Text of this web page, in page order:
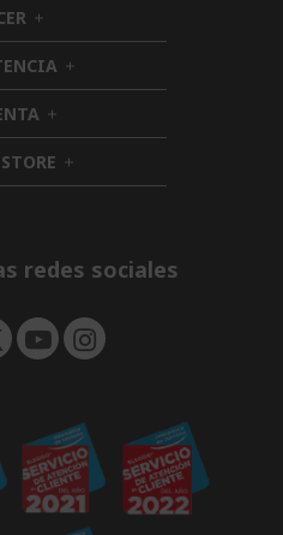
h
i
d
d
e
n
h
i
d
e
n
h
i
d
d
h
i
e
redes sociales